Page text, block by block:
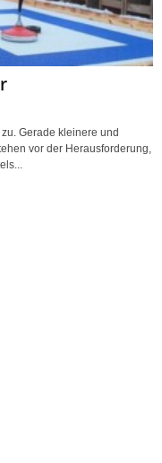
Gerade kleinere und
vor der Herausforderung,